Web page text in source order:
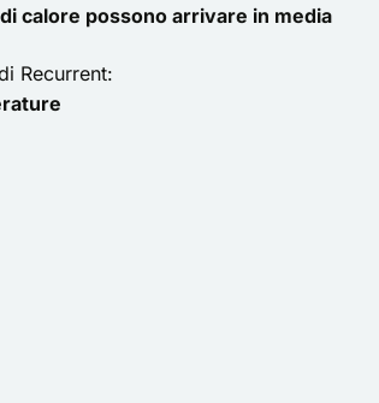
calore possono arrivare in media
Recurrent: